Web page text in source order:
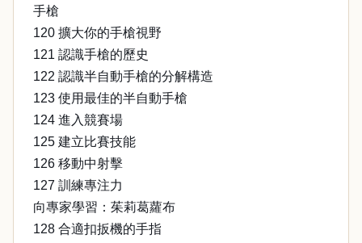
手槍
120 擴大你的手槍視野
121 認識手槍的歷史
122 認識半自動手槍的分解構造
123 使用最佳的半自動手槍
124 進入競賽場
125 建立比賽技能
126 移動中射擊
127 訓練專注力
向專家學習：茱莉葛蘿布
128 合適扣扳機的手指